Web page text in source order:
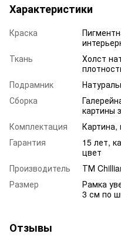
Характеристики
Краска
Ткань
Холст
Подрамник
Сборка
картины
Комплектация
Картина,
Гарантия
15 лет,
цвет
Производитель
ТМ
Размер
Рамка
3 см по
Отзывы